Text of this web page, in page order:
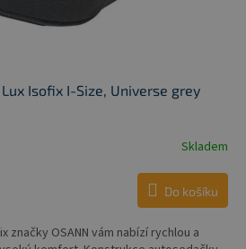
Isofix I-Size, Universe grey
Skladem
Do košíku
značky OSANN vám nabízí rychlou a